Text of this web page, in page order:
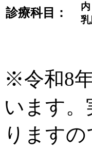
診療科目：
※令和8
います
ります